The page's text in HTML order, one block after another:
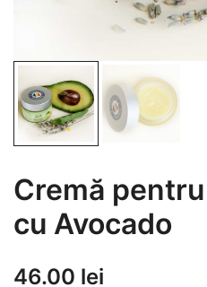
Cremă
cu Avocado
46.00 lei